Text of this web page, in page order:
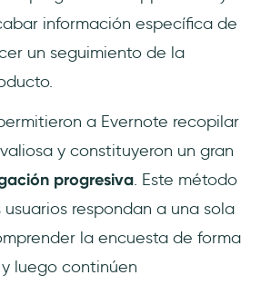
información específica de
un seguimiento de la
a Evernote recopilar
y constituyeron un gran
progresiva. Este método
respondan a una sola
la encuesta de forma
luego continúen